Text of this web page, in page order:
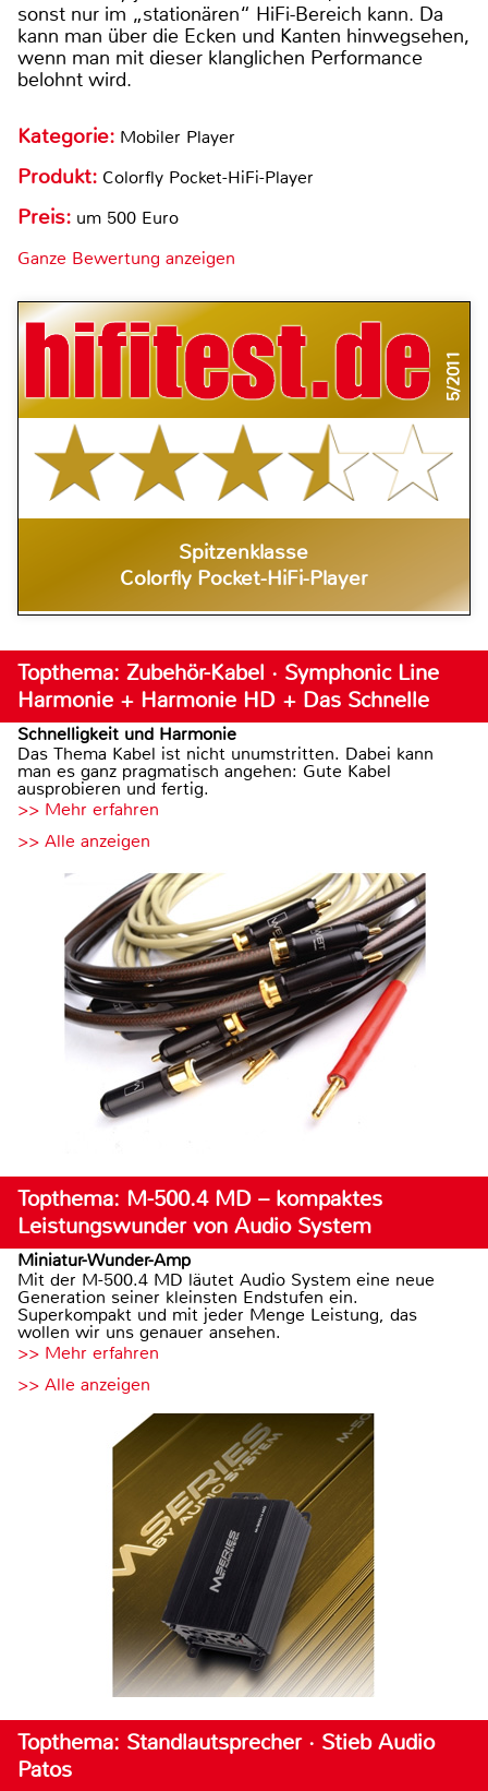
sonst nur im „stationären“ HiFi-Bereich kann. Da
kann man über die Ecken und Kanten hinwegsehen,
wenn man mit dieser klanglichen Performance
belohnt wird.
Kategorie: Mobiler Player
Produkt: Colorfly Pocket-HiFi-Player
Preis: um 500 Euro
Ganze Bewertung anzeigen
5/2011
Spitzenklasse
Colorfly Pocket-HiFi-Player
Topthema: Zubehör-Kabel · Symphonic Line
Harmonie + Harmonie HD + Das Schnelle
Schnelligkeit und Harmonie
Das Thema Kabel ist nicht unumstritten. Dabei kann
man es ganz pragmatisch angehen: Gute Kabel
ausprobieren und fertig.
>> Mehr erfahren
>> Alle anzeigen
Topthema: M-500.4 MD – kompaktes
Leistungswunder von Audio System
Miniatur-Wunder-Amp
Mit der M-500.4 MD läutet Audio System eine neue
Generation seiner kleinsten Endstufen ein.
Superkompakt und mit jeder Menge Leistung, das
wollen wir uns genauer ansehen.
>> Mehr erfahren
>> Alle anzeigen
Topthema: Standlautsprecher · Stieb Audio
Patos